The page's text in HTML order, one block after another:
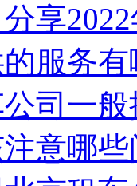
享2022
服务有
司一
意哪